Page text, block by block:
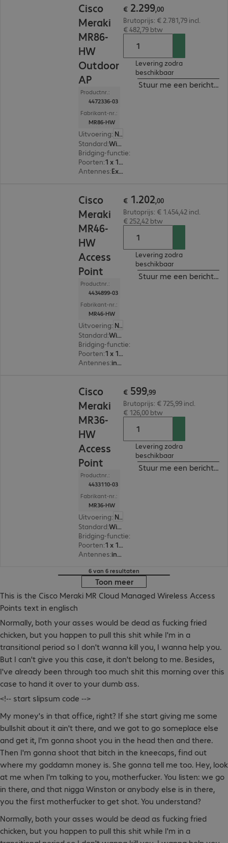
Cisco
Meraki
MR86-
HW
Outdoor
AP
Productnr.:
4472336-03
Fabrikant-nr.:
MR86-HW
Uitvoering:
Nederland
Standard:
Wi-Fi 6 (802.11ax)
Bridging-functie:
Poorten:
1 x 1000/2,5G/5G RJ45
Antennes: Extern
€ 2.299,00
Brutoprijs: € 2.781,79 incl.
€ 482,79 btw
Levering zodra
beschikbaar
Stuur me een bericht
Cisco
Meraki
MR46-
HW
Access
Point
Productnr.:
4434899-03
Fabrikant-nr.:
MR46-HW
Uitvoering:
Nederland
Standard:
Wi-Fi 6 (802.11ax)
Bridging-functie:
Poorten:
1 x 1000/2,5G RJ45
Antennes: intern
€ 1.202,00
Brutoprijs: € 1.454,42 incl.
€ 252,42 btw
Levering zodra
beschikbaar
Stuur me een bericht
Cisco
Meraki
MR36-
HW
Access
Point
Productnr.:
4433110-03
Fabrikant-nr.:
MR36-HW
Uitvoering:
Nederland
Standard:
Wi-Fi 6 (802.11ax)
Bridging-functie:
Poorten:
1 x 10/100/1000 RJ45
Antennes: intern
€ 599,99
Brutoprijs: € 725,99 incl.
€ 126,00 btw
Levering zodra
beschikbaar
Stuur me een bericht
6 van 6 resultaten
Toon meer
This is the Cisco Meraki MR Cloud Managed Wireless Access
Points text in englisch
Normally, both your asses would be dead as fucking fried
chicken, but you happen to pull this shit while I'm in a
transitional period so I don't wanna kill you, I wanna help you.
But I can't give you this case, it don't belong to me. Besides,
I've already been through too much shit this morning over this
case to hand it over to your dumb ass.
<!-- start slipsum code -->
My money's in that office, right? If she start giving me some
bullshit about it ain't there, and we got to go someplace else
and get it, I'm gonna shoot you in the head then and there.
Then I'm gonna shoot that bitch in the kneecaps, find out
where my goddamn money is. She gonna tell me too. Hey, look
at me when I'm talking to you, motherfucker. You listen: we go
in there, and that nigga Winston or anybody else is in there,
you the first motherfucker to get shot. You understand?
Normally, both your asses would be dead as fucking fried
chicken, but you happen to pull this shit while I'm in a